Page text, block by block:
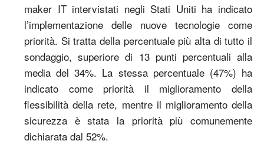
maker IT intervistati negli Stati Uniti ha indicato
l’implementazione delle nuove tecnologie come
priorità. Si tratta della percentuale più alta di tutto il
sondaggio, superiore di 13 punti percentuali alla
media del 34%. La stessa percentuale (47%) ha
indicato come priorità il miglioramento della
flessibilità della rete, mentre il miglioramento della
sicurezza è stata la priorità più comunemente
dichiarata dal 52%.